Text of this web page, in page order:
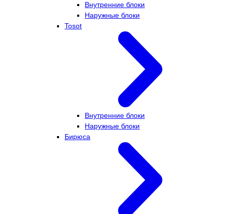
Внутренние блоки
Наружные блоки
Tosot
Внутренние блоки
Наружные блоки
Бирюса